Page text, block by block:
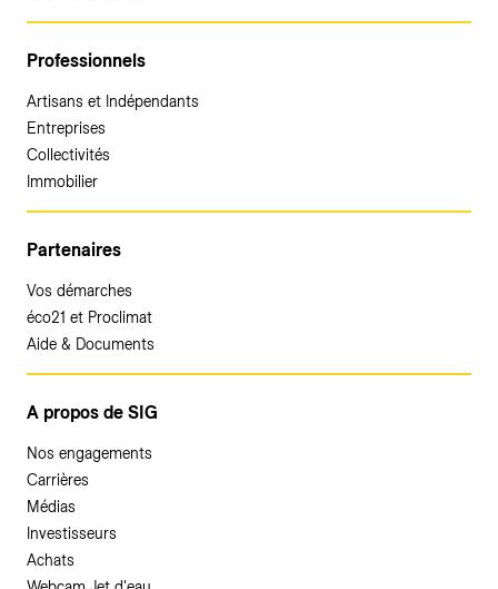
Professionnels
Artisans et Indépendants
Entreprises
Collectivités
Immobilier
Partenaires
Vos démarches
éco21 et Proclimat
Aide & Documents
A propos de SIG
Nos engagements
Carrières
Médias
Investisseurs
Achats